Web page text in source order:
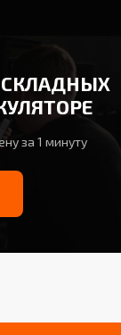
СКЛАДНЫХ
за 1 минуту